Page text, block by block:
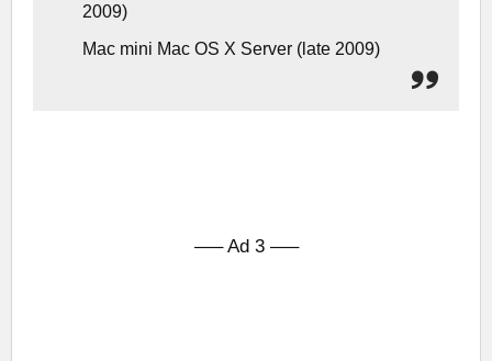
2009)
Mac mini Mac OS X Server (late 2009)
—– Ad 3 —–